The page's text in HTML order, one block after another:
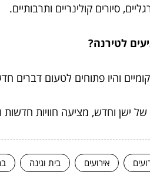
סיורים קולינריים ותרבותיים.
לטירנה?
והיו פתוחים לטעום דברים
ישן וחדש, מציעה חוויות
אירועים בית וגינה